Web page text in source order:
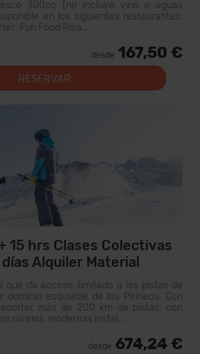
300cc (no incluye vino o aguas
en los siguientes restaurantes:
Fun Food Riba...
desde 167,50 €
RESERVAR
15 hrs Clases Colectivas
Alquiler Material
que da acceso ilimitado a las pistas de
dominio esquiable de los Pirineos. Con
más de 200 km de pistas, con
niveles, modernas instal...
desde 674,24 €